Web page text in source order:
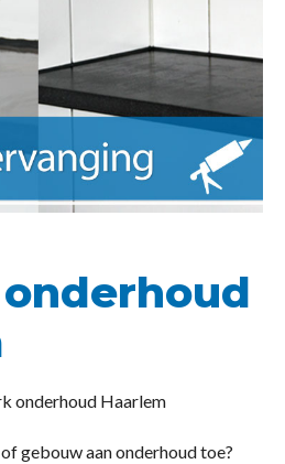
gebouw aan onderhoud toe?